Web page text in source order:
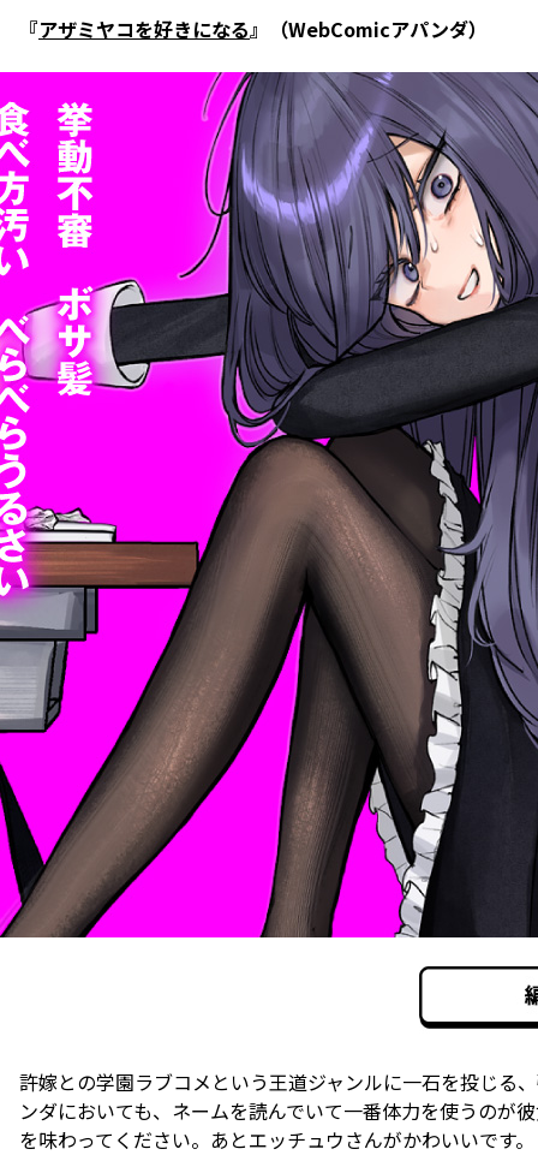
『アザミヤコを好きになる』（WebComicアパンダ）
許嫁との学園ラブコメという王道ジャンルに一石を投じる
ンダにおいても、ネームを読んでいて一番体力を使うのが
を味わってください。あとエッチュウさんがかわいいです。